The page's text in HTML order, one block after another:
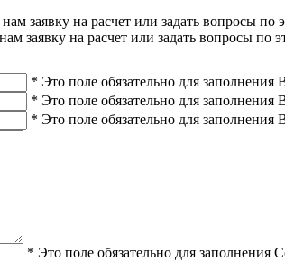
заявку на расчет или задать вопросы по
заявку на расчет или задать вопросы по
* Это поле обязательно для заполнения
* Это поле обязательно для заполнения
* Это поле обязательно для заполнения
* Это поле обязательно для заполнения